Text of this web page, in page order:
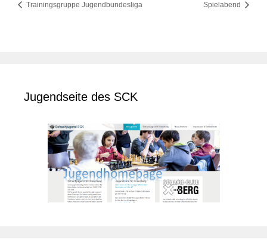
Trainingsgruppe Jugendbundesliga Spielabend
Jugendseite des SCK